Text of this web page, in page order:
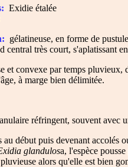
Exidie étalée
gélatineuse, en forme de
central très court, s'aplatissant
et convexe par temps pluvieux,
à marge bien délimitée.
réfringent, souvent avec
début puis devenant accolés
glandulosa, l'espèce
alors qu'elle est bien